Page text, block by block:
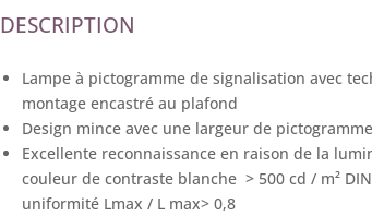
DESCRIPTION
Lampe à pictogramme de signalisation avec
montage encastré au plafond
Design mince avec une largeur de
Excellente reconnaissance en raison de la
couleur de contraste blanche > 500 cd / m²
uniformité Lmax / L max> 0,8